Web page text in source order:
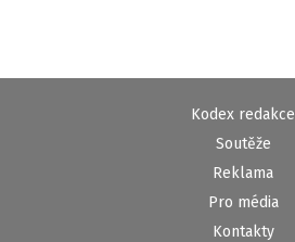
Kodex redakce
Soutěže
Reklama
Pro média
Kontakty